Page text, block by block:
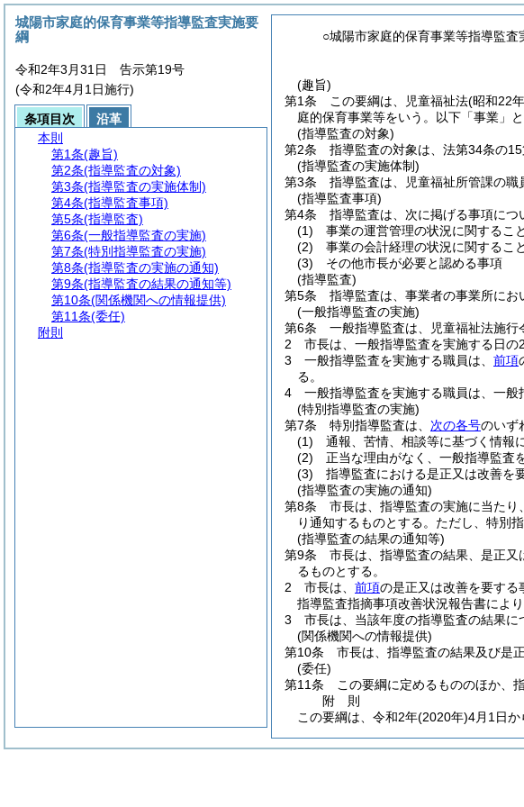
○城陽市家庭的保育事業等指導監査
(趣旨)
第1条
この要綱は、児童福祉法(昭和22
庭的保育事業等をいう。以下「事業」
(指導監査の対象)
第2条
指導監査の対象は、法第34条の
(指導監査の実施体制)
第3条
指導監査は、児童福祉所管課の職
(指導監査事項)
第4条
指導監査は、次に掲げる事項につ
(1)
事業の運営管理の状況に関すること
(2)
事業の会計経理の状況に関すること
(3)
その他市長が必要と認める事項
(指導監査)
第5条
指導監査は、事業者の事業所にお
(一般指導監査の実施)
第6条
一般指導監査は、児童福祉法施行
2
市長は、一般指導監査を実施する日の
3
一般指導監査を実施する職員は、 前項
る。
4
一般指導監査を実施する職員は、一般
(特別指導監査の実施)
第7条
特別指導監査は、 次の各号のいず
(1)
通報、苦情、相談等に基づく情報
(2)
正当な理由がなく、一般指導監査
(3)
指導監査における是正又は改善を
(指導監査の実施の通知)
第8条
市長は、指導監査の実施に当た
り通知するものとする。 ただし、特別
(指導監査の結果の通知等)
第9条
市長は、指導監査の結果、是正
るものとする。
2
市長は、 前項の是正又は改善を要す
指導監査指摘事項改善状況報告書によ
3
市長は、当該年度の指導監査の結果に
(関係機関への情報提供)
第10条
市長は、指導監査の結果及び是
(委任)
第11条
この要綱に定めるもののほか、
附 則
この要綱は、令和2年(2020年)4月1日か
城陽市家庭的保育事業等指導監査実施要
綱
令和2年3月31日 告示第19号
(令和2年4月1日施行)
条項目次
沿革
本則
第1条(趣旨)
第2条(指導監査の対象)
第3条(指導監査の実施体制)
第4条(指導監査事項)
第5条(指導監査)
第6条(一般指導監査の実施)
第7条(特別指導監査の実施)
第8条(指導監査の実施の通知)
第9条(指導監査の結果の通知等)
第10条(関係機関への情報提供)
第11条(委任)
附則